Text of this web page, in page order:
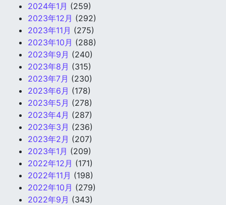
2024年1月 (259)
2023年12月 (292)
2023年11月 (275)
2023年10月 (288)
2023年9月 (240)
2023年8月 (315)
2023年7月 (230)
2023年6月 (178)
2023年5月 (278)
2023年4月 (287)
2023年3月 (236)
2023年2月 (207)
2023年1月 (209)
2022年12月 (171)
2022年11月 (198)
2022年10月 (279)
2022年9月 (343)